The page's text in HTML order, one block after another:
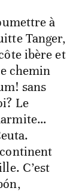
à
Tanger,
ibère et
chemin
sans
Le
C’est